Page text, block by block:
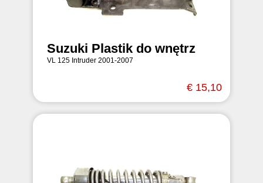
Suzuki Plastik do wnętrz
VL 125 Intruder 2001-2007
€ 15,10